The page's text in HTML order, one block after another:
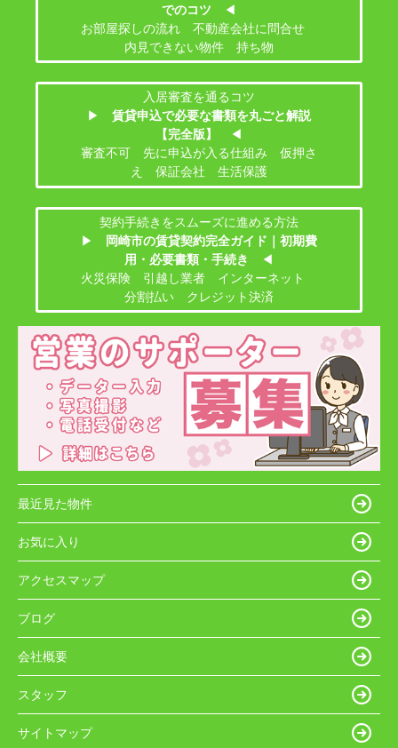
でのコツ
◀
お部屋探しの流れ 不動産会社に問合せ
内見できない物件 持ち物
入居審査を通るコツ
▶
賃貸申込で必要な書類を丸ごと解説
【完全版】
◀
審査不可 先に申込が入る仕組み 仮押さ
え 保証会社 生活保護
契約手続きをスムーズに進める方法
▶
岡崎市の賃貸契約完全ガイド｜初期費
用・必要書類・手続き
◀
火災保険 引越し業者 インターネット
分割払い クレジット決済
最近見た物件
お気に入り
アクセスマップ
ブログ
会社概要
スタッフ
サイトマップ